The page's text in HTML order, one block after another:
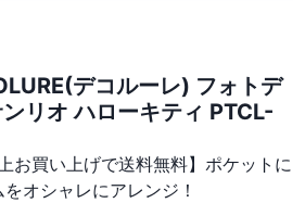
デコルーレ) フォトデ
リオ ハローキティ PTCL-
お買い上げで送料無料】ポケットに
オシャレにアレンジ！